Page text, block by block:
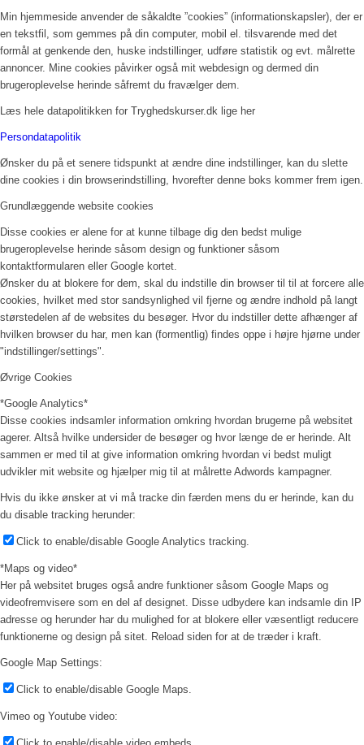
Min hjemmeside anvender de såkaldte ”cookies” (informationskapsler), der er
en tekstfil, som gemmes på din computer, mobil el. tilsvarende med det
formål at genkende den, huske indstillinger, udføre statistik og evt. målrette
annoncer. Mine cookies påvirker også mit webdesign og dermed din
brugeroplevelse herinde såfremt du fravælger dem.
Læs hele datapolitikken for Tryghedskurser.dk lige her
Persondatapolitik
Ønsker du på et senere tidspunkt at ændre dine indstillinger, kan du slette
dine cookies i din browserindstilling, hvorefter denne boks kommer frem igen.
Grundlæggende website cookies
Disse cookies er alene for at kunne tilbage dig den bedst mulige
brugeroplevelse herinde såsom design og funktioner såsom
kontaktformularen eller Google kortet.
Ønsker du at blokere for dem, skal du indstille din browser til til at forcere alle
cookies, hvilket med stor sandsynlighed vil fjerne og ændre indhold på langt
størstedelen af de websites du besøger. Hvor du indstiller dette afhænger af
hvilken browser du har, men kan (formentlig) findes oppe i højre hjørne under
"indstillinger/settings".
Øvrige Cookies
*Google Analytics*
Disse cookies indsamler information omkring hvordan brugerne på websitet
agerer. Altså hvilke undersider de besøger og hvor længe de er herinde. Alt
sammen er med til at give information omkring hvordan vi bedst muligt
udvikler mit website og hjælper mig til at målrette Adwords kampagner.
Hvis du ikke ønsker at vi må tracke din færden mens du er herinde, kan du
du disable tracking herunder:
Click to enable/disable Google Analytics tracking.
*Maps og video*
Her på websitet bruges også andre funktioner såsom Google Maps og
videofremvisere som en del af designet. Disse udbydere kan indsamle din IP
adresse og herunder har du mulighed for at blokere eller væsentligt reducere
funktionerne og design på sitet. Reload siden for at de træder i kraft.
Google Map Settings:
Click to enable/disable Google Maps.
Vimeo og Youtube video: